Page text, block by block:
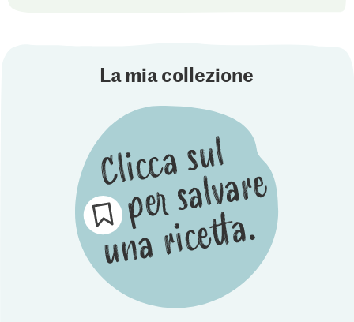
La mia collezione